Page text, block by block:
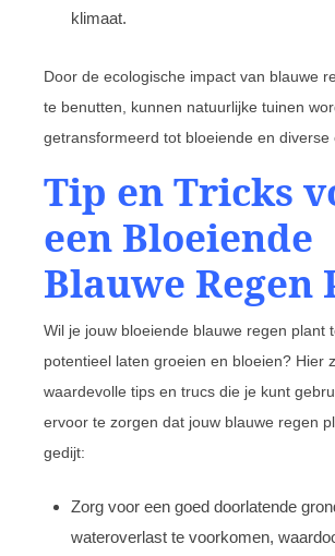
klimaat.
Door de ecologische impact van blauwe
te benutten, kunnen natuurlijke tuinen
getransformeerd tot bloeiende en diverse
Tip en Tricks
een Bloeiende
Blauwe Regen
Wil je jouw bloeiende blauwe regen plant
potentieel laten groeien en bloeien? Hier
waardevolle tips en trucs die je kunt
ervoor te zorgen dat jouw blauwe regen
gedijt:
Zorg voor een goed doorlatende
wateroverlast te voorkomen,